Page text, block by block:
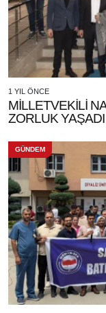
1 YIL ÖNCE
MİLLETVEKİLİ NASIROĞLU:
ZORLUK YAŞADI
GÜNDEM